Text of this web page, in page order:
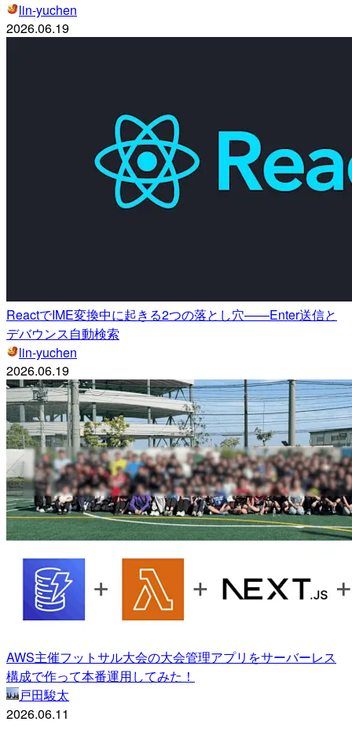
lin-yuchen
2026.06.19
ReactでIME変換中に起きる2つの落とし穴——Enter送信と
デバウンス自動検索
lin-yuchen
2026.06.19
AWS主催フットサル大会の大会管理アプリをサーバーレス
構成で作って本番運用してみた！
戸田駿太
2026.06.11